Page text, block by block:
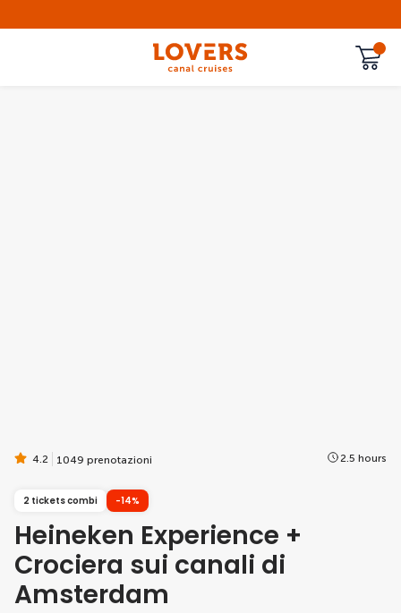
4.2 1049 prenotazioni 2.5 hours
2 tickets combi -14%
Heineken Experience +
Crociera sui canali di
Amsterdam